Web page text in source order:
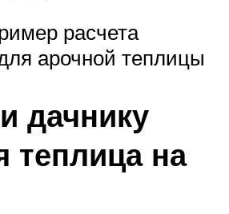
расчета
арочной теплицы
дачнику
теплица на